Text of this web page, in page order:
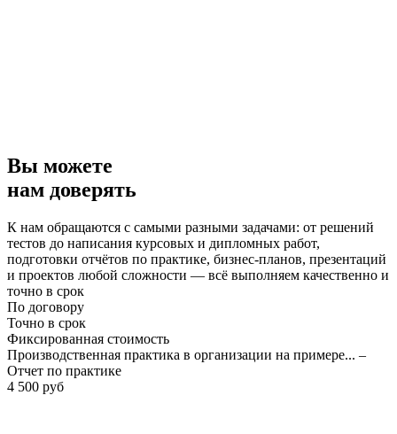
Вы можете
нам доверять
К нам обращаются с самыми разными задачами: от решений
тестов до написания курсовых и дипломных работ,
подготовки отчётов по практике, бизнес-планов, презентаций
и проектов любой сложности — всё выполняем качественно и
точно в срок
По договору
Точно в срок
Фиксированная стоимость
Производственная практика в организации на примере... –
Отчет по практике
4 500 руб